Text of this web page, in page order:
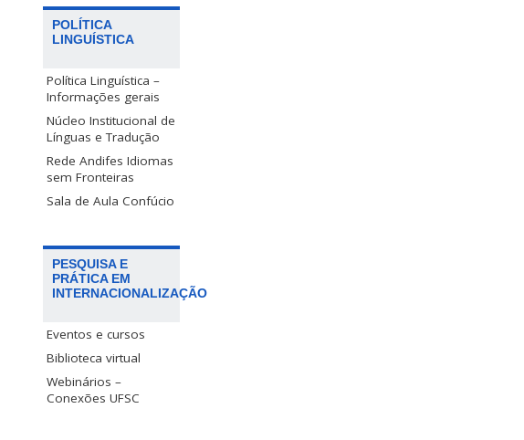
POLÍTICA
LINGUÍSTICA
Política Linguística –
Informações gerais
Núcleo Institucional de
Línguas e Tradução
Rede Andifes Idiomas
sem Fronteiras
Sala de Aula Confúcio
PESQUISA E
PRÁTICA EM
INTERNACIONALIZAÇÃO
Eventos e cursos
Biblioteca virtual
Webinários –
Conexões UFSC